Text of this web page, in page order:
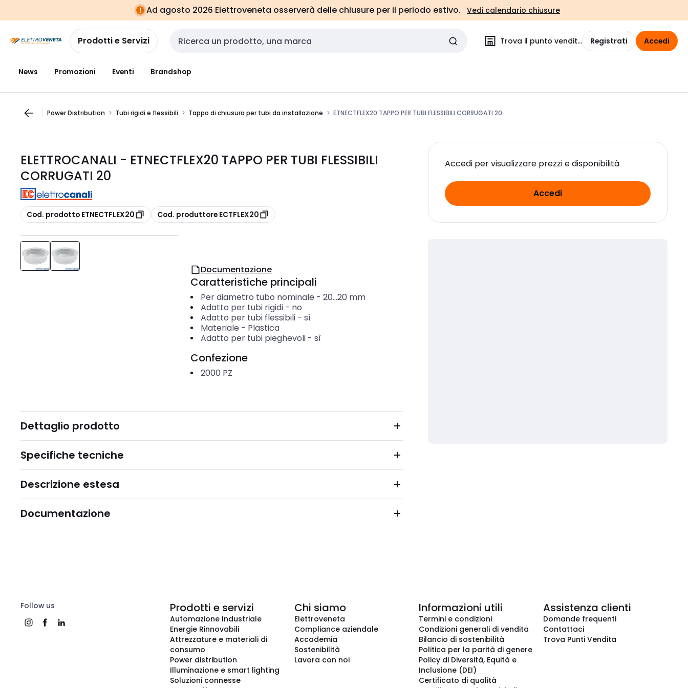
navigazionealla
pagina
Ad agosto 2026 Elettroveneta osserverà delle chiusure per il periodo estivo. Vedi calendario chiusure
Prodotti e Servizi Cerca input Trova il punto vendita Registrati Accedi
News Promozioni Eventi Brandshop
Power Distribution Tubi rigidi e flessibili Tappo di chiusura per tubi da installazione ETNECTFLEX20 TAPPO PER TUBI FLESSIBILI CORRUGATI 20
ELETTROCANALI - ETNECTFLEX20 TAPPO PER TUBI FLESSIBILI
CORRUGATI 20
copia
Cod. prodotto ETNECTFLEX20 copia
Cod. produttore ECTFLEX20
Accedi per visualizzare prezzi e disponibilità
Accedi
Documentazione
Caratteristiche principali
Per diametro tubo nominale - 20...20 mm
Adatto per tubi rigidi- no
Adatto per tubi flessibili- sì
Materiale - Plastica
Adatto per tubi pieghevoli- sì
Confezione
2000 PZ
Dettaglio prodotto
Specifiche tecniche
Descrizione estesa
Documentazione
Follow us Prodotti e servizi
Automazione Industriale
Energie Rinnovabili
Attrezzature e materiali di
consumo
Power distribution
Illuminazione e smart lighting
Soluzioni connesse
Chi siamo
Elettroveneta
Compliance aziendale
Accademia
Sostenibilità
Lavora con noi
Informazioni utili
Termini e condizioni
Condizioni generali di vendita
Bilancio di sostenibilità
Politica per la parità di genere
Policy di Diversità, Equità e
Inclusione (DEI)
Certificato di qualità
Assistenza clienti
Domande frequenti
Contattaci
Trova Punti Vendita